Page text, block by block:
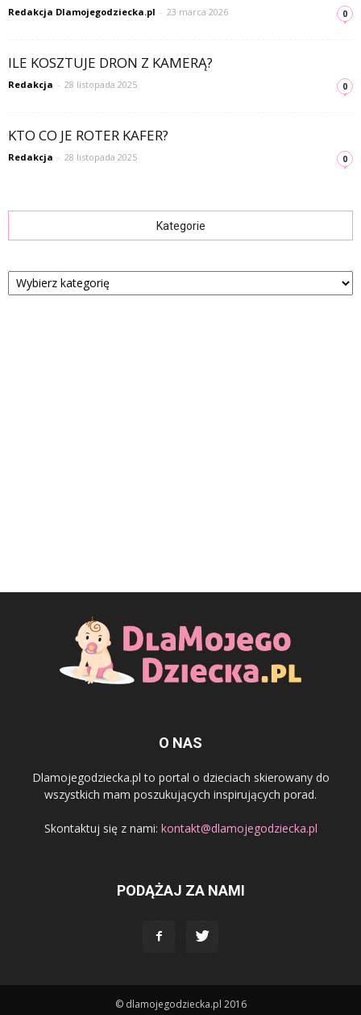
Redakcja Dlamojegodziecka.pl - 23 marca 2026 0
ILE KOSZTUJE DRON Z KAMERĄ?
Redakcja - 28 listopada 2025 0
KTO CO JE ROTER KAFER?
Redakcja - 28 listopada 2025 0
Kategorie
Kategorie
O NAS
Dlamojegodziecka.pl to portal o dzieciach skierowany do
wszystkich mam poszukujących inspirujących porad.
Skontaktuj się z nami: kontakt@dlamojegodziecka.pl
PODĄŻAJ ZA NAMI
© dlamojegodziecka.pl 2016